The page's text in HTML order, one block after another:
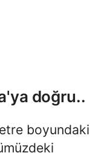
doğru..
boyundaki